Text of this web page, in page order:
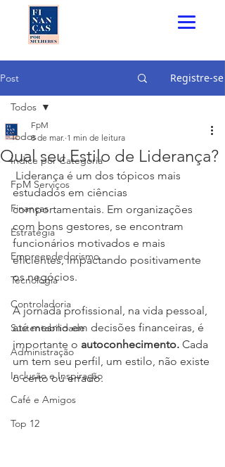
Post Registre-se
Todos
Índice por Categoria
FpM Serviços
Finanças
Estratégia
Empreendedorismo
Tecnologia
Controladoria
Sustentabilidade
Administração
Inclusão e Inspiração
Café e Amigos
Top 12
Todos
Qual seu Estilo de Liderança?
FpM
8 de mar. 1 min de leitura
estudados em ciências
comportamentais. Em organizações
com bons gestores, se encontram
funcionários motivados e mais
eficientes, impactando positivamente
os negócios.
A jornada profissional, na vida pessoal,
até mesmo em decisões financeiras, é
importante o autoconhecimento. Cada
um tem seu perfil, um estilo, não existe
o certo ou errado.